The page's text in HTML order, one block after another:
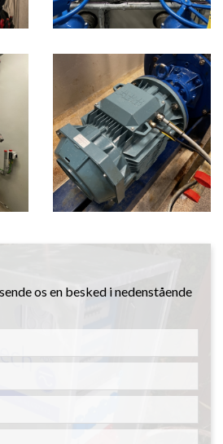
os en besked i nedenstående